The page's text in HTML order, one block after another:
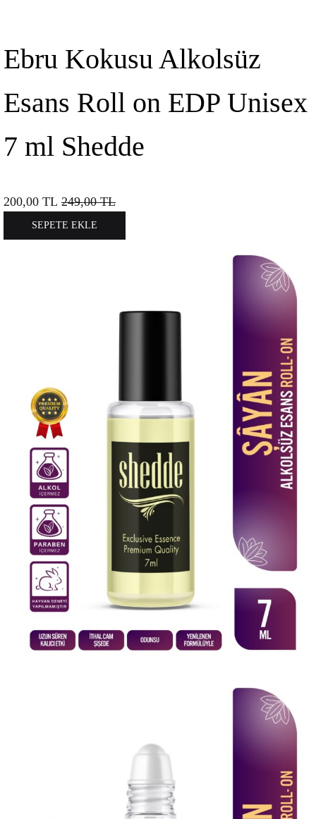
Ebru Kokusu Alkolsüz
Esans Roll on EDP Unisex
7 ml Shedde
200,00 TL 249,00TL
SEPETE EKLE